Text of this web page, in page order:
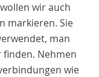
wir auch
markieren. Sie
man
Nehmen
wie